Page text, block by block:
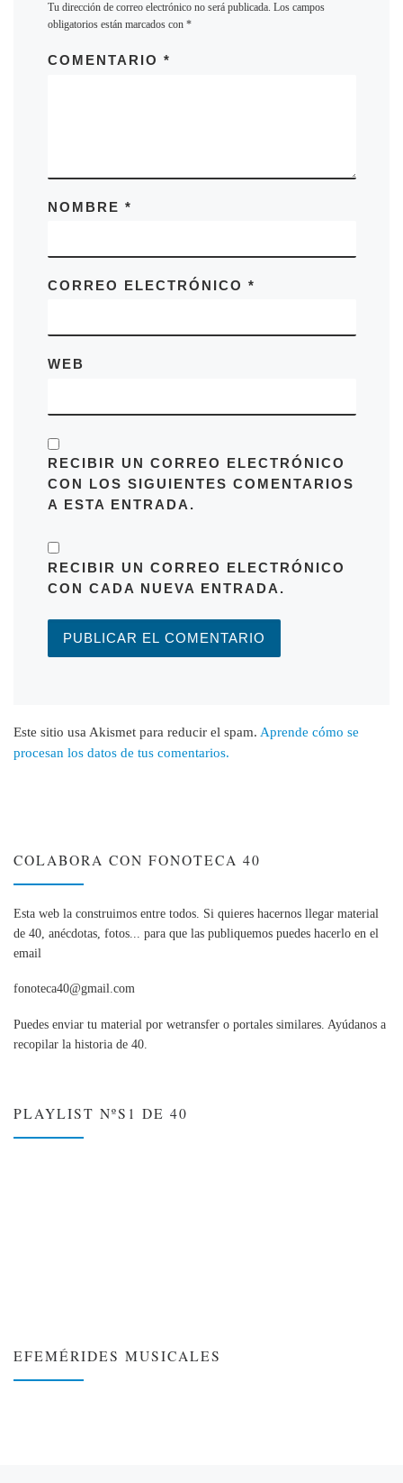
Tu dirección de correo electrónico no será publicada. Los campos
obligatorios están marcados con *
COMENTARIO *
NOMBRE *
CORREO ELECTRÓNICO *
WEB
RECIBIR UN CORREO ELECTRÓNICO
CON LOS SIGUIENTES COMENTARIOS
A ESTA ENTRADA.
RECIBIR UN CORREO ELECTRÓNICO
CON CADA NUEVA ENTRADA.
Este sitio usa Akismet para reducir el spam. Aprende cómo se
procesan los datos de tus comentarios.
COLABORA CON FONOTECA 40
Esta web la construimos entre todos. Si quieres hacernos llegar material
de 40, anécdotas, fotos... para que las publiquemos puedes hacerlo en el
email
fonoteca40@gmail.com
Puedes enviar tu material por wetransfer o portales similares. Ayúdanos a
recopilar la historia de 40.
PLAYLIST NºS1 DE 40
EFEMÉRIDES MUSICALES